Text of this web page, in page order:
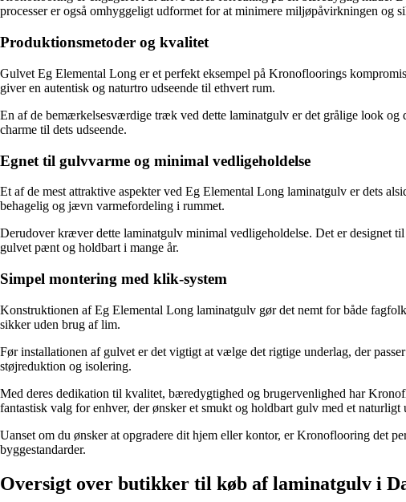
processer er også omhyggeligt udformet for at minimere miljøpåvirkningen og
Produktionsmetoder og kvalitet
Gulvet Eg Elemental Long er et perfekt eksempel på Kronofloorings
giver en autentisk og naturtro udseende til ethvert rum.
En af de bemærkelsesværdige træk ved dette laminatgulv er det grålige look og
charme til dets udseende.
Egnet til gulvvarme og minimal vedligeholdelse
Et af de mest attraktive aspekter ved Eg Elemental Long laminatgulv er dets
behagelig og jævn varmefordeling i rummet.
Derudover kræver dette laminatgulv minimal vedligeholdelse. Det er designet
gulvet pænt og holdbart i mange år.
Simpel montering med klik-system
Konstruktionen af Eg Elemental Long laminatgulv gør det nemt for både
sikker uden brug af lim.
Før installationen af gulvet er det vigtigt at vælge det rigtige underlag, der
støjreduktion og isolering.
Med deres dedikation til kvalitet, bæredygtighed og brugervenlighed har
fantastisk valg for enhver, der ønsker et smukt og holdbart gulv med et naturligt
Uanset om du ønsker at opgradere dit hjem eller kontor, er Kronoflooring det
byggestandarder.
Oversigt over butikker til køb af laminatgulv i